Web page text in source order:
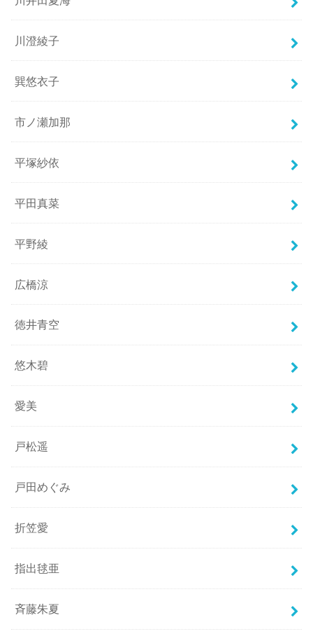
川澄綾子
巽悠衣子
市ノ瀬加那
平塚紗依
平田真菜
平野綾
広橋涼
徳井青空
悠木碧
愛美
戸松遥
戸田めぐみ
折笠愛
指出毬亜
斉藤朱夏